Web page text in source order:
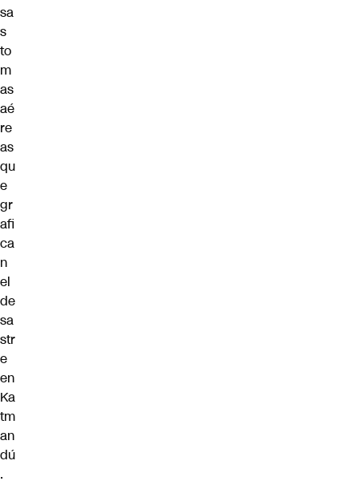
sa
s
to
m
as
aé
re
as
qu
e
gr
afi
ca
n
el
de
sa
str
e
en
Ka
tm
an
dú
.